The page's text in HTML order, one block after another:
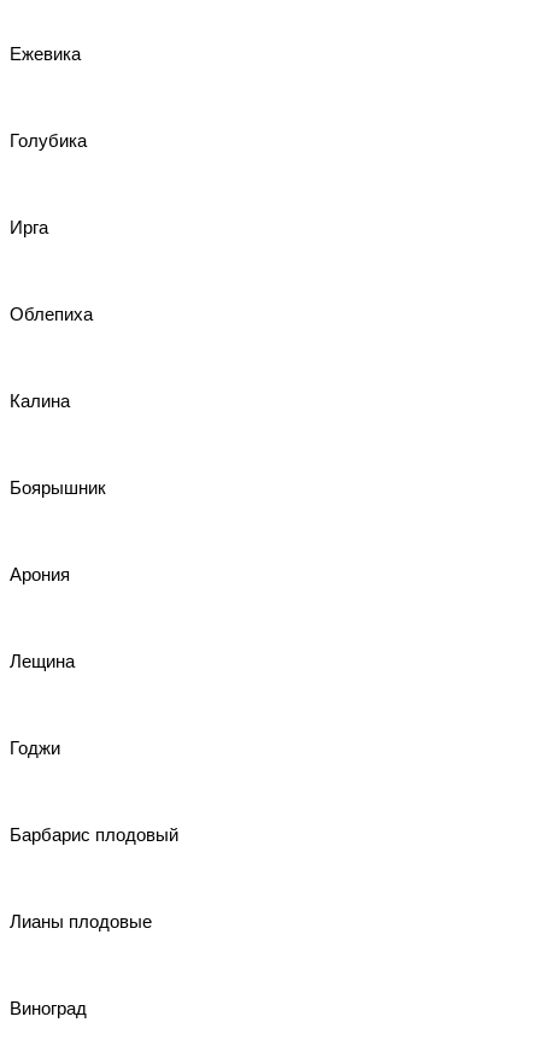
Ежевика
Голубика
Ирга
Облепиха
Калина
Боярышник
Арония
Лещина
Годжи
Барбарис плодовый
Лианы плодовые
Виноград